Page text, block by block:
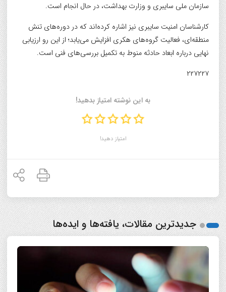
سازمان ملی سایبری و وزارت بهداشت، در حال انجام است.
کارشناسان امنیت سایبری نیز اشاره کرده‌اند که در دوره‌های تنش
منطقه‌ای، فعالیت گروه‌های هکری افزایش می‌یابد؛ از این رو ارزیابی
نهایی درباره ابعاد حادثه منوط به تکمیل بررسی‌های فنی است.
۲۲۷۲۲۷
به این نوشته امتیاز بدهید!
امتیاز دهید!
جدیدترین مقالات، یافته‌ها و ایده‌ها